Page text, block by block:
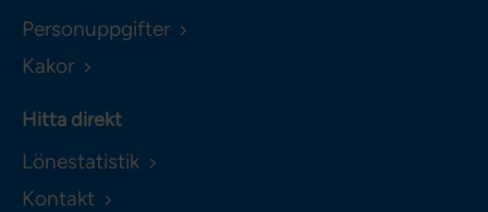
Personuppgifter
Kakor
Hitta direkt
Lönestatistik
Kontakt